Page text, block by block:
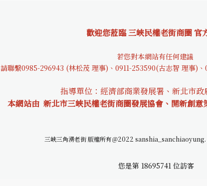
歡迎您蒞臨 三峽民權老街商圈 官
若您對本網站有任何建議
請聯繫0985-296943 (林松茂 理事)、0911-253590(古志智 理事)
指導單位：經濟部商業發展署、新北市政
本網站由 新北市三峽民權老街商圈發展協會、開新創意
三峽三角湧老街 版權所有＠2022
您是第 18695741 位訪客